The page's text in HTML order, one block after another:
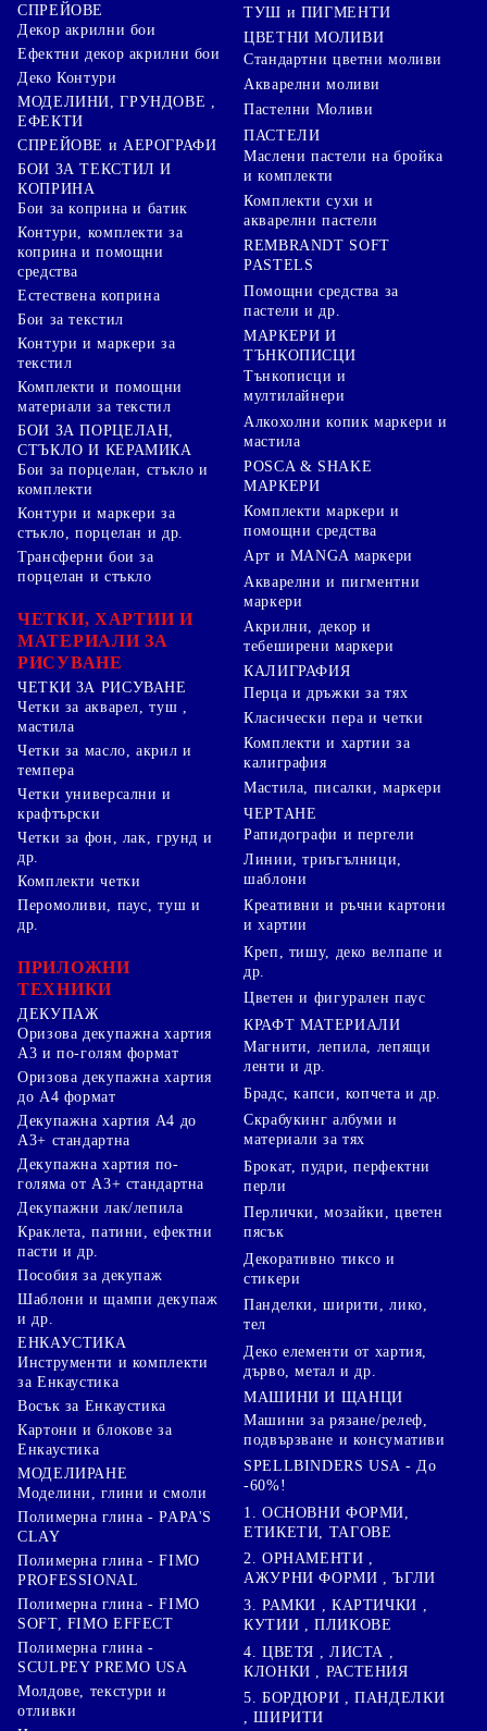
СПРЕЙОВЕ
Декор акрилни бои
Ефектни декор акрилни бои
Деко Контури
МОДЕЛИНИ, ГРУНДОВЕ ,
ЕФЕКТИ
СПРЕЙОВЕ и АЕРОГРАФИ
БОИ ЗА ТЕКСТИЛ И
КОПРИНА
Бои за коприна и батик
Контури, комплекти за
коприна и помощни
средства
Естествена коприна
Бои за текстил
Контури и маркери за
текстил
Комплекти и помощни
материали за текстил
БОИ ЗА ПОРЦЕЛАН,
СТЪКЛО И КЕРАМИКА
Бои за порцелан, стъкло и
комплекти
Контури и маркери за
стъкло, порцелан и др.
Трансферни бои за
порцелан и стъкло
ЧЕТКИ, ХАРТИИ И
МАТЕРИАЛИ ЗА
РИСУВАНЕ
ЧЕТКИ ЗА РИСУВАНЕ
Четки за акварел, туш ,
мастила
Четки за масло, акрил и
темпера
Четки универсални и
крафтърски
Четки за фон, лак, грунд и
др.
Комплекти четки
ТУШ и ПИГМЕНТИ
ЦВЕТНИ МОЛИВИ
Стандартни цветни моливи
Акварелни моливи
Пастелни Моливи
ПАСТЕЛИ
Маслени пастели на бройка
и комплекти
Комплекти сухи и
акварелни пастели
REMBRANDT SOFT
PASTELS
Помощни средства за
пастели и др.
МАРКЕРИ И
ТЪНКОПИСЦИ
Тънкописци и
мултилайнери
Алкохолни копик маркери и
мастила
POSCA & SHAKE
МАРКЕРИ
Комплекти маркери и
помощни средства
Арт и MANGA маркери
Акварелни и пигментни
маркери
Акрилни, декор и
тебеширени маркери
КАЛИГРАФИЯ
Перца и дръжки за тях
Класически пера и четки
Комплекти и хартии за
калиграфия
Мастила, писалки, маркери
ЧЕРТАНЕ
Рапидографи и пергели
Линии, триъгълници,
шаблони
Перомоливи, паус, туш и
др.
ПРИЛОЖНИ
ТЕХНИКИ
ДЕКУПАЖ
Оризова декупажна хартия
А3 и по-голям формат
Оризова декупажна хартия
до А4 формат
Декупажна хартия А4 до
А3+ стандартна
Декупажна хартия по-
голяма от А3+ стандартна
Декупажни лак/лепила
Краклета, патини, ефектни
пасти и др.
Пособия за декупаж
Шаблони и щампи декупаж
и др.
ЕНКАУСТИКА
Инструменти и комплекти
за Енкаустика
Восък за Енкаустика
Картони и блокове за
Енкаустика
МОДЕЛИРАНЕ
Моделини, глини и смоли
Полимерна глина - PAPA'S
CLAY
Полимерна глина - FIMO
PROFESSIONAL
Полимерна глина - FIMO
SOFT, FIMO EFFECT
Полимерна глина -
SCULPEY PREMO USA
Молдове, текстури и
отливки
Креативни и ръчни картони
и хартии
Креп, тишу, деко велпапе и
др.
Цветен и фигурален паус
КРАФТ МАТЕРИАЛИ
Магнити, лепила, лепящи
ленти и др.
Брадс, капси, копчета и др.
Скрабукинг албуми и
материали за тях
Брокат, пудри, перфектни
перли
Перлички, мозайки, цветен
пясък
Декоративно тиксо и
стикери
Панделки, ширити, лико,
тел
Деко елементи от хартия,
дърво, метал и др.
МАШИНИ И ЩАНЦИ
Машини за рязане/релеф,
подвързване и консумативи
SPELLBINDERS USA - До
-60%!
1. ОСНОВНИ ФОРМИ,
ЕТИКЕТИ, ТАГОВЕ
2. ОРНАМЕНТИ ,
АЖУРНИ ФОРМИ , ЪГЛИ
3. РАМКИ , КАРТИЧКИ ,
КУТИИ , ПЛИКОВЕ
4. ЦВЕТЯ , ЛИСТА ,
КЛОНКИ , РАСТЕНИЯ
5. БОРДЮРИ , ПАНДЕЛКИ
, ШИРИТИ